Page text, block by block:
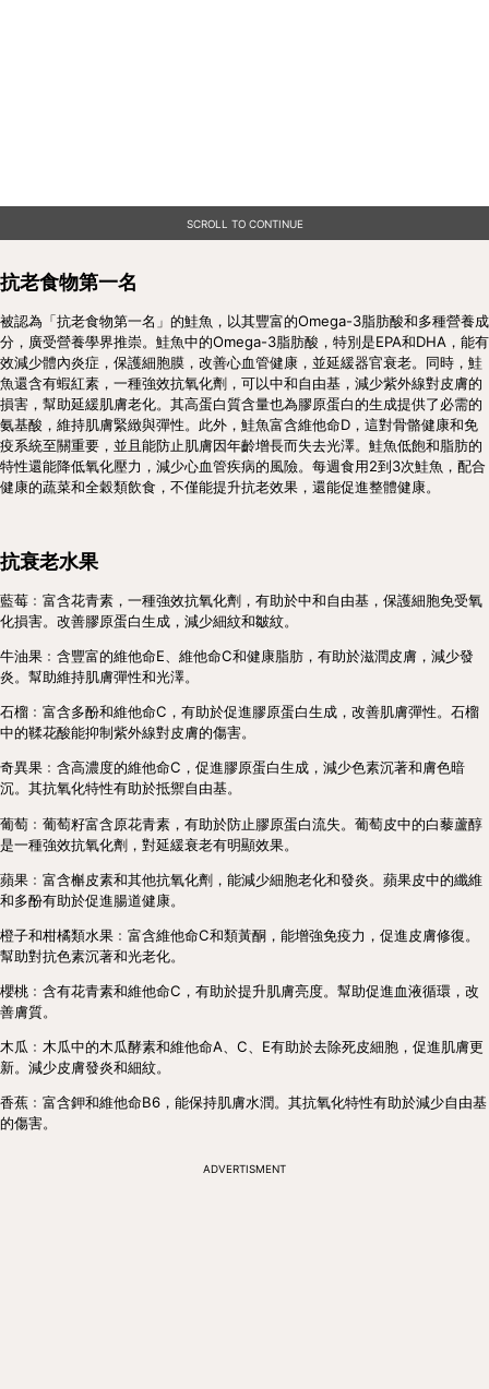
SCROLL TO CONTINUE
抗老食物第一名
被認為「抗老食物第一名」的鮭魚，以其豐富的Omega-3脂肪酸和多種營養成
分，廣受營養學界推崇。鮭魚中的Omega-3脂肪酸，特別是EPA和DHA，能有
效減少體內炎症，保護細胞膜，改善心血管健康，並延緩器官衰老。同時，鮭
魚還含有蝦紅素，一種強效抗氧化劑，可以中和自由基，減少紫外線對皮膚的
損害，幫助延緩肌膚老化。其高蛋白質含量也為膠原蛋白的生成提供了必需的
氨基酸，維持肌膚緊緻與彈性。此外，鮭魚富含維他命D，這對骨骼健康和免
疫系統至關重要，並且能防止肌膚因年齡增長而失去光澤。鮭魚低飽和脂肪的
特性還能降低氧化壓力，減少心血管疾病的風險。每週食用2到3次鮭魚，配合
健康的蔬菜和全穀類飲食，不僅能提升抗老效果，還能促進整體健康。
抗衰老水果
藍莓﹕富含花青素，一種強效抗氧化劑，有助於中和自由基，保護細胞免受氧
化損害。改善膠原蛋白生成，減少細紋和皺紋。
牛油果﹕含豐富的維他命E、維他命C和健康脂肪，有助於滋潤皮膚，減少發
炎。幫助維持肌膚彈性和光澤。
石榴﹕富含多酚和維他命C，有助於促進膠原蛋白生成，改善肌膚彈性。石榴
中的鞣花酸能抑制紫外線對皮膚的傷害。
奇異果﹕含高濃度的維他命C，促進膠原蛋白生成，減少色素沉著和膚色暗
沉。其抗氧化特性有助於抵禦自由基。
葡萄﹕葡萄籽富含原花青素，有助於防止膠原蛋白流失。葡萄皮中的白藜蘆醇
是一種強效抗氧化劑，對延緩衰老有明顯效果。
蘋果﹕富含槲皮素和其他抗氧化劑，能減少細胞老化和發炎。蘋果皮中的纖維
和多酚有助於促進腸道健康。
橙子和柑橘類水果﹕富含維他命C和類黃酮，能增強免疫力，促進皮膚修復。
幫助對抗色素沉著和光老化。
櫻桃﹕含有花青素和維他命C，有助於提升肌膚亮度。幫助促進血液循環，改
善膚質。
木瓜﹕木瓜中的木瓜酵素和維他命A、C、E有助於去除死皮細胞，促進肌膚更
新。減少皮膚發炎和細紋。
香蕉﹕富含鉀和維他命B6，能保持肌膚水潤。其抗氧化特性有助於減少自由基
的傷害。
ADVERTISMENT